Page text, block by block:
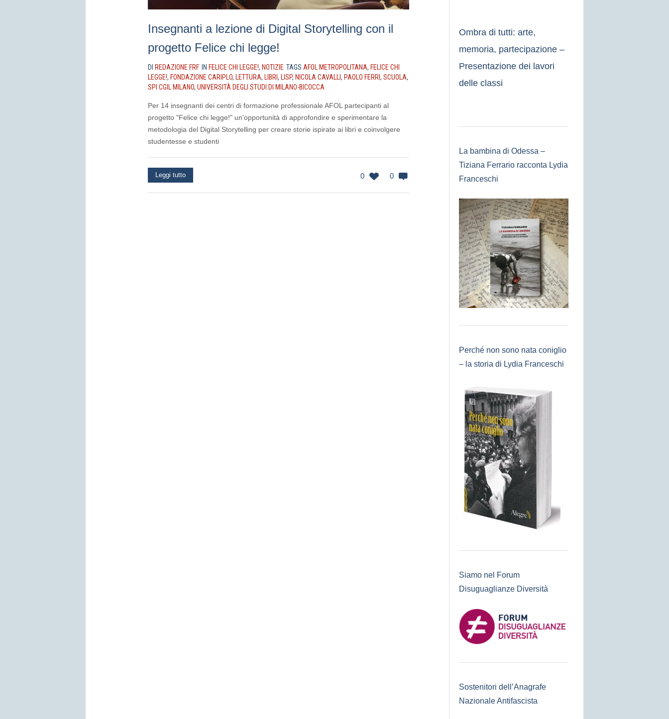
Insegnanti a lezione di Digital Storytelling con il
progetto Felice chi legge!
DI REDAZIONE FRF IN FELICE CHI LEGGE!, NOTIZIE TAGS AFOL METROPOLITANA, FELICE CHI
LEGGE!, FONDAZIONE CARIPLO, LETTURA, LIBRI, LISP, NICOLA CAVALLI, PAOLO FERRI, SCUOLA,
SPI CGIL MILANO, UNIVERSITÀ DEGLI STUDI DI MILANO-BICOCCA
Per 14 insegnanti dei centri di formazione professionale AFOL partecipanti al
progetto "Felice chi legge!" un'opportunità di approfondire e sperimentare la
metodologia del Digital Storytelling per creare storie ispirate ai libri e coinvolgere
studentesse e studenti
0 0
Leggi tutto
Ombra di tutti: arte,
memoria, partecipazione –
Presentazione dei lavori
delle classi
La bambina di Odessa –
Tiziana Ferrario racconta Lydia
Franceschi
Perché non sono nata coniglio
– la storia di Lydia Franceschi
Siamo nel Forum
Disuguaglianze Diversità
Sostenitori dell’Anagrafe
Nazionale Antifascista